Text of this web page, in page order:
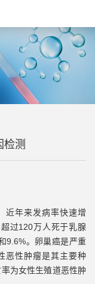
检测
近年来发病率快速增
过120万人死于乳腺
9.6%。卵巢癌是严重
恶性肿瘤是其主要种
为女性生殖道恶性肿